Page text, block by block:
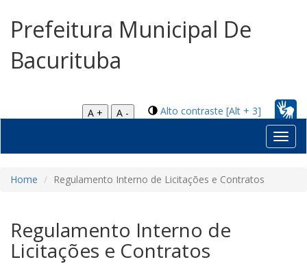
Prefeitura Municipal De
Bacurituba
Alto contraste [Alt + 3]
A +
A -
Home Regulamento Interno de Licitações e Contratos
Regulamento Interno de
Licitações e Contratos